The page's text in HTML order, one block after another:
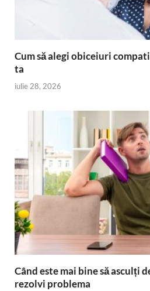
Cum să alegi obiceiuri
ta
iulie 28, 2026
Când este mai bine să asculți
rezolvi problema